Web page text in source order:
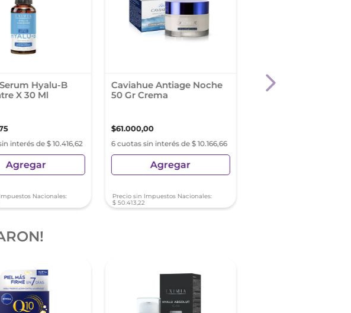
Hyalu-B
X 30 Ml
interés de $ 10.416,62
Agregar
Nacionales:
Caviahue Antiage Noche
50 Gr Crema
$61.000,00
6 cuotas sin interés de $ 10.166,66
Agregar
Precio sin Impuestos Nacionales:
$ 50.413,22
Serum Retinol
Paris Revitalift